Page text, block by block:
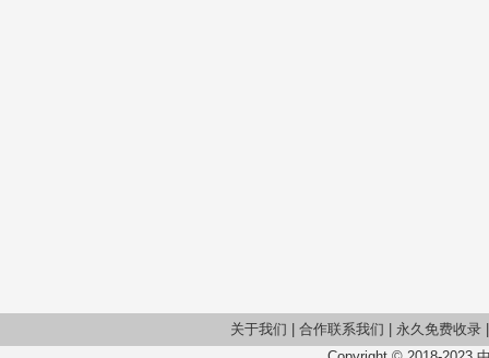
关于我们 合作联系我们 永久免费收录